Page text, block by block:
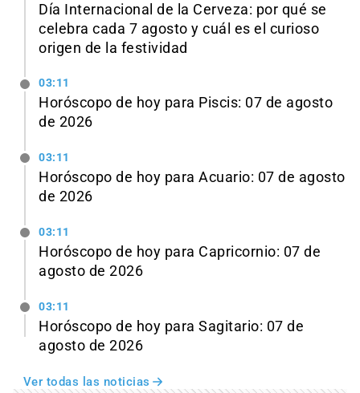
Día Internacional de la Cerveza: por qué se
celebra cada 7 agosto y cuál es el curioso
origen de la festividad
03:11
Horóscopo de hoy para Piscis: 07 de agosto
de 2026
03:11
Horóscopo de hoy para Acuario: 07 de agosto
de 2026
03:11
Horóscopo de hoy para Capricornio: 07 de
agosto de 2026
03:11
Horóscopo de hoy para Sagitario: 07 de
agosto de 2026
Ver todas las noticias